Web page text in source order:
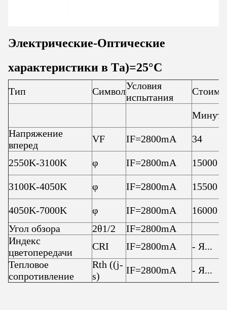
Электрические-Оптические
характеристики в Tа)=25°C
Тип СимволУсловия
испытания
Напряжение
вперед
VF IF=2800mA 34
2550K-3100K φ IF=2800mA 15000
3100K-4050K φ IF=2800mA 15500
4050K-7000K φ IF=2800mA
16000
Угол обзора
2θ1/2
IF=2800mA
Индекс
цветопередачи
CRI IF=2800mA
- Я...
Тепловое
сопротивление
Rth ((j-
s)
IF=2800mA - Я...